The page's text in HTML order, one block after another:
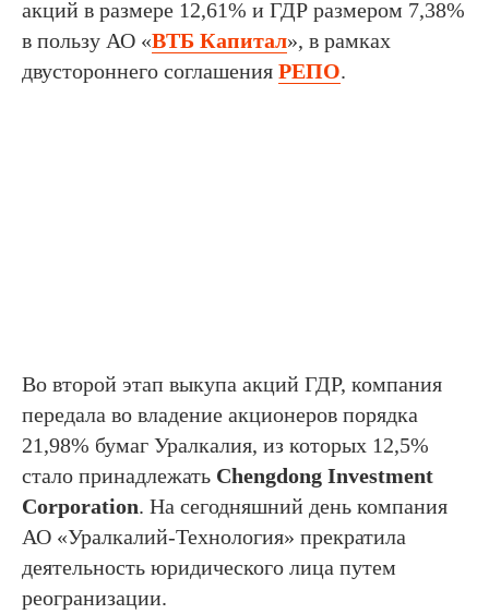
акций в размере 12,61% и ГДР размером 7,38%
в пользу АО «ВТБ Капитал», в рамках
двустороннего соглашения РЕПО.
Во второй этап выкупа акций ГДР, компания
передала во владение акционеров порядка
21,98% бумаг Уралкалия, из которых 12,5%
стало принадлежать Chengdong Investment
Corporation. На сегодняшний день компания
АО «Уралкалий-Технология» прекратила
деятельность юридического лица путем
реогранизации.